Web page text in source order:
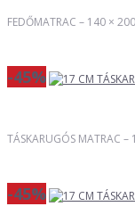
FEDŐMATRAC – 140 × 200
-45%
TÁSKARUGÓS MATRAC –
-45%